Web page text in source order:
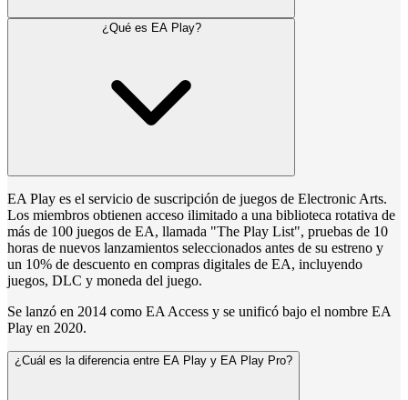
¿Qué es EA Play?
EA Play es el servicio de suscripción de juegos de Electronic Arts.
Los miembros obtienen acceso ilimitado a una biblioteca rotativa de
más de 100 juegos de EA, llamada "The Play List", pruebas de 10
horas de nuevos lanzamientos seleccionados antes de su estreno y
un 10% de descuento en compras digitales de EA, incluyendo
juegos, DLC y moneda del juego.
Se lanzó en 2014 como EA Access y se unificó bajo el nombre EA
Play en 2020.
¿Cuál es la diferencia entre EA Play y EA Play Pro?